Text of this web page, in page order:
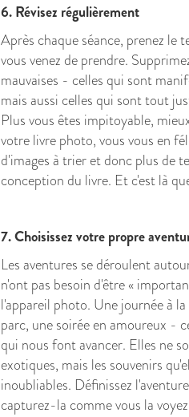
6. Révisez régulièrement
Après chaque séance, prenez le
vous venez de prendre.
mauvaises - celles qui sont
mais aussi celles qui sont tout
Plus vous êtes impitoyable,
votre livre photo, vous vous en
d'images à trier et donc plus de
conception du livre. Et c'est là
7. Choisissez votre propre
Les aventures se déroulent
n'ont pas besoin d'être «
l'appareil photo. Une journée à
parc, une soirée en amoureux -
qui nous font avancer. Elles ne
exotiques, mais les souvenirs
inoubliables. Définissez
capturez-la comme vous la